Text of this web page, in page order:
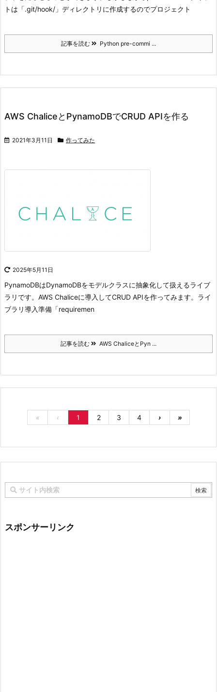
トは「.git/hook/」ディレクトリに作成するのでプロジェクト
記事を読む Python pre-commi ...
AWS ChaliceとPynamoDBでCRUD APIを作る
2021年3月11日 作ってみた
2025年5月11日
PynamoDBはDynamoDBをモデルクラスに抽象化して扱えるライブ
ラリです。 AWS Chaliceに導入してCRUD APIを作ってみます。 ライ
ブラリ導入準備 「requiremen
記事を読む AWS ChaliceとPyn ...
« ‹ 1 2 3 4 › »
スポンサーリンク